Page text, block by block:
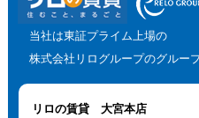
当社は東証プライム上場の
株式会社リログループのグルー
リロの賃貸 大宮本店